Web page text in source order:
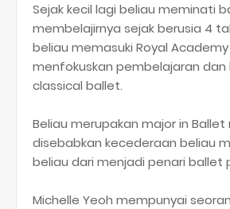
Sejak kecil lagi beliau meminati
membelajirnya sejak berusia 4
beliau memasuki Royal
menfokuskan pembelajaran
classical ballet.
Beliau merupakan major in Ballet
disebabkan kecederaan beliau
beliau dari menjadi penari ballet
Michelle Yeoh mempunyai